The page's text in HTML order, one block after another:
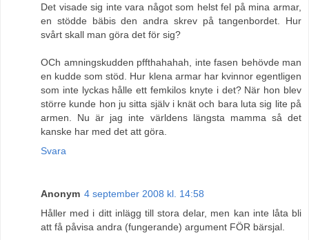
Det visade sig inte vara något som helst fel på mina armar,
en stödde bäbis den andra skrev på tangenbordet. Hur
svårt skall man göra det för sig?
OCh amningskudden pffthahahah, inte fasen behövde man
en kudde som stöd. Hur klena armar har kvinnor egentligen
som inte lyckas hålle ett femkilos knyte i det? När hon blev
större kunde hon ju sitta själv i knät och bara luta sig lite på
armen. Nu är jag inte världens längsta mamma så det
kanske har med det att göra.
Svara
Anonym 4 september 2008 kl. 14:58
Håller med i ditt inlägg till stora delar, men kan inte låta bli
att få påvisa andra (fungerande) argument FÖR bärsjal.